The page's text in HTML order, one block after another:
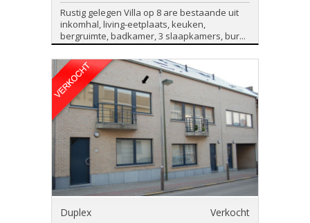
Rustig gelegen Villa op 8 are bestaande uit
inkomhal, living-eetplaats, keuken,
bergruimte, badkamer, 3 slaapkamers, bur...
Duplex Verkocht